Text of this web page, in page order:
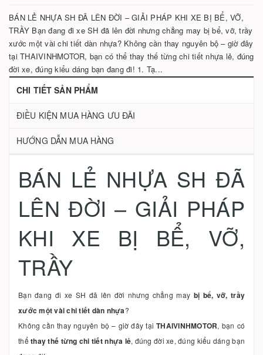
BÁN LẺ NHỰA SH ĐÃ LÊN ĐỜI – GIẢI PHÁP KHI XE BỊ BỂ, VỠ,
TRẦY Bạn đang đi xe SH đã lên đời nhưng chẳng may bị bể, vỡ, trầy
xước một vài chi tiết dàn nhựa? Không cần thay nguyên bộ – giờ đây
tại THAIVINHMOTOR, bạn có thể thay thế từng chi tiết nhựa lẻ, đúng
đời xe, đúng kiểu dáng bạn đang đi! 1. Tạ...
CHI TIẾT SẢN PHẨM
ĐIỀU KIỆN MUA HÀNG ƯU ĐÃI
HƯỚNG DẪN MUA HÀNG
BÁN LẺ NHỰA SH ĐÃ
LÊN ĐỜI – GIẢI PHÁP
KHI XE BỊ BỂ, VỠ,
TRẦY
Bạn đang đi xe SH đã lên đời nhưng chẳng may bị bể, vỡ, trầy
xước một vài chi tiết dàn nhựa?
Không cần thay nguyên bộ – giờ đây tạiTHAIVINHMOTOR, bạn có
thểthay thế từng chi tiết nhựa lẻ, đúng đời xe, đúng kiểu dáng bạn